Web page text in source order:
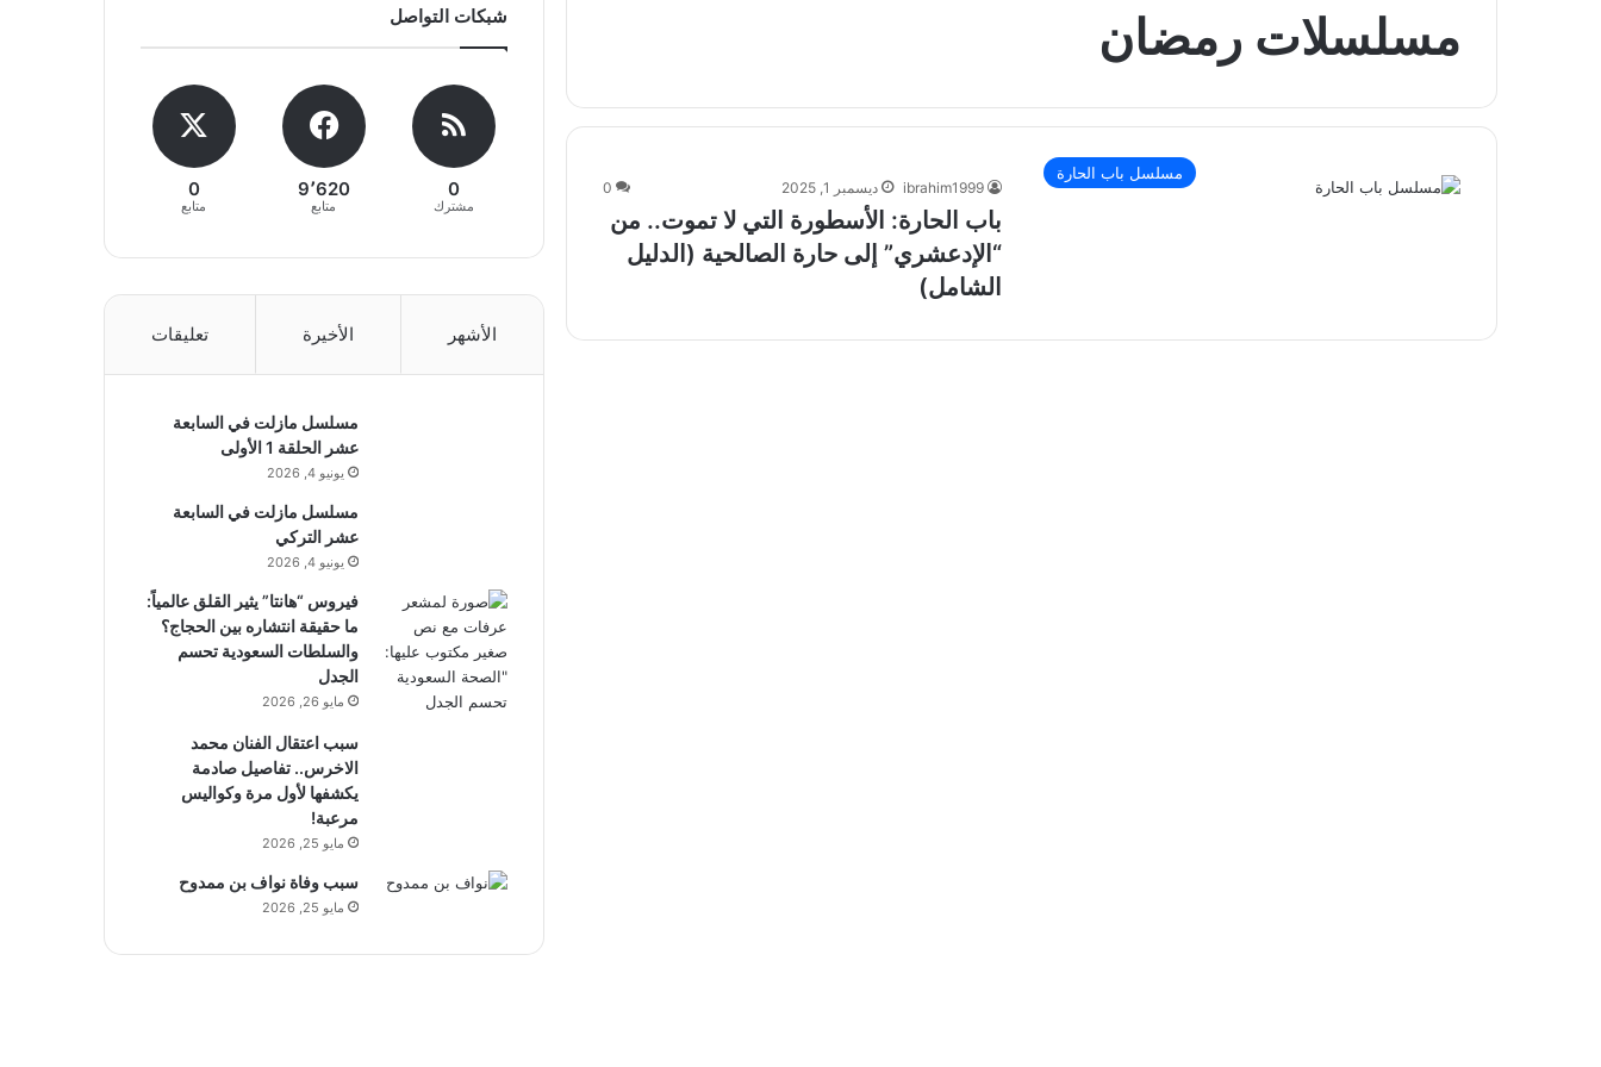
مسلسلات رمضان
مسلسل باب الحارة
ibrahim1999 ديسمبر 1, 2025 0
باب الحارة: الأسطورة التي لا تموت.. من
“الإدعشري” إلى حارة الصالحية (الدليل
الشامل)
شبكات التواصل
0
مشترك
9٬620
متابع
0
متابع
الأشهر الأخيرة تعليقات
مسلسل مازلت في السابعة
عشر الحلقة 1 الأولى
يونيو 4, 2026
مسلسل مازلت في السابعة
عشر التركي
يونيو 4, 2026
فيروس “هانتا” يثير القلق عالمياً:
ما حقيقة انتشاره بين الحجاج؟
والسلطات السعودية تحسم
الجدل
مايو 26, 2026
سبب اعتقال الفنان محمد
الاخرس.. تفاصيل صادمة
يكشفها لأول مرة وكواليس
مرعبة!
مايو 25, 2026
سبب وفاة نواف بن ممدوح
مايو 25, 2026